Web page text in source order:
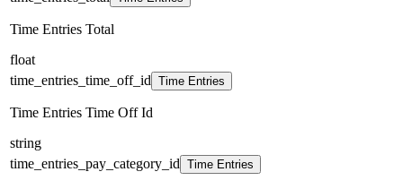
Time Entries Total
float
time_entries_time_off_id Time Entries
Time Entries Time Off Id
string
time_entries_pay_category_id Time Entries